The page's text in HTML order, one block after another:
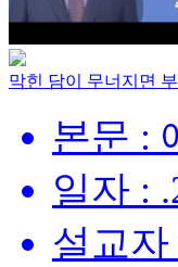
막힌 담이 무너지면
본문 :
일자 :
설교